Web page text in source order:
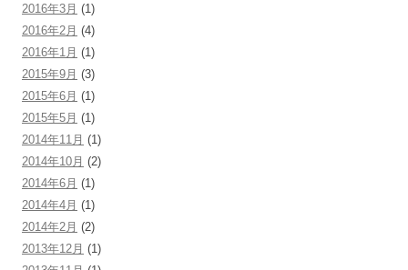
2016年3月 (1)
2016年2月 (4)
2016年1月 (1)
2015年9月 (3)
2015年6月 (1)
2015年5月 (1)
2014年11月 (1)
2014年10月 (2)
2014年6月 (1)
2014年4月 (1)
2014年2月 (2)
2013年12月 (1)